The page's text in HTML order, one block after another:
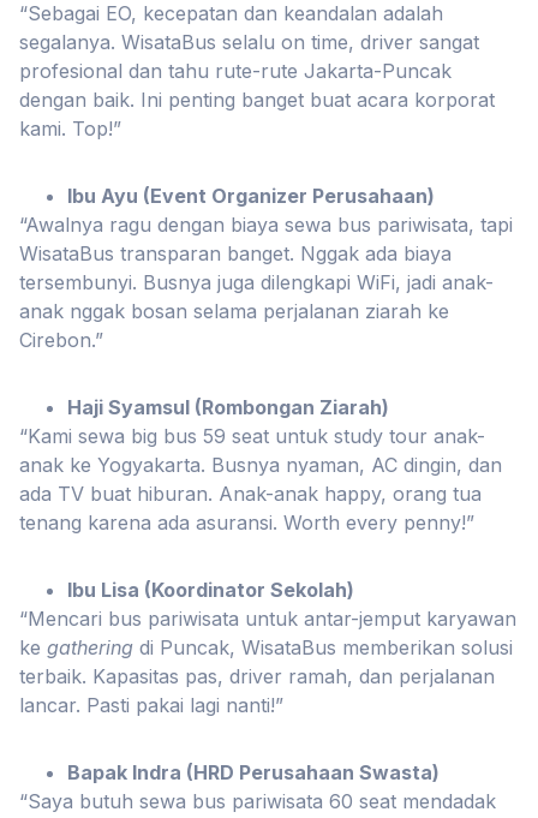
“Sebagai EO, kecepatan dan keandalan adalah
segalanya. WisataBus selalu on time, driver sangat
profesional dan tahu rute-rute Jakarta-Puncak
dengan baik. Ini penting banget buat acara korporat
kami. Top!”
Ibu Ayu (Event Organizer Perusahaan)
“Awalnya ragu dengan biaya sewa bus pariwisata, tapi
WisataBus transparan banget. Nggak ada biaya
tersembunyi. Busnya juga dilengkapi WiFi, jadi anak-
anak nggak bosan selama perjalanan ziarah ke
Cirebon.”
Haji Syamsul (Rombongan Ziarah)
“Kami sewa big bus 59 seat untuk study tour anak-
anak ke Yogyakarta. Busnya nyaman, AC dingin, dan
ada TV buat hiburan. Anak-anak happy, orang tua
tenang karena ada asuransi. Worth every penny!”
Ibu Lisa (Koordinator Sekolah)
“Mencari bus pariwisata untuk antar-jemput karyawan
ke gathering di Puncak, WisataBus memberikan solusi
terbaik. Kapasitas pas, driver ramah, dan perjalanan
lancar. Pasti pakai lagi nanti!”
Bapak Indra (HRD Perusahaan Swasta)
“Saya butuh sewa bus pariwisata 60 seat mendadak